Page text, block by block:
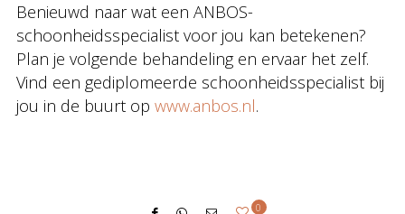
Benieuwd naar wat een ANBOS-
schoonheidsspecialist voor jou kan betekenen?
Plan je volgende behandeling en ervaar het zelf.
Vind een gediplomeerde schoonheidsspecialist bij
jou in de buurt op www.anbos.nl.
0